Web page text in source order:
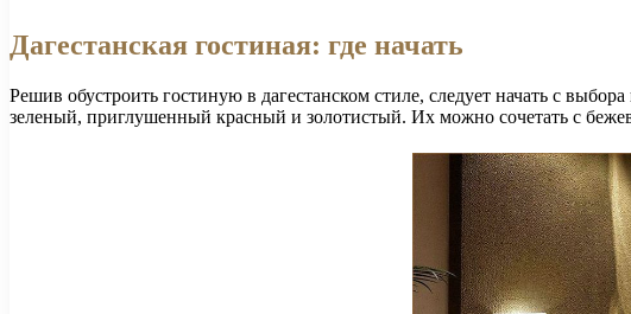
Дагестанская гостиная: где начать
Решив обустроить гостиную в дагестанском стиле, следует начать с
зеленый, приглушенный красный и золотистый. Их можно сочетать с